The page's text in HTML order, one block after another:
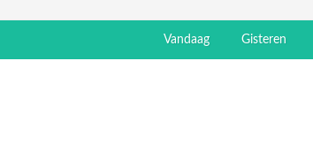
Vandaag Gisteren